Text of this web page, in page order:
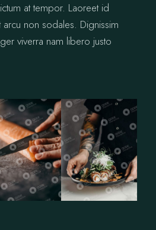
at tempor. Laoreet id
non sodales. Dignissim
viverra nam libero justo